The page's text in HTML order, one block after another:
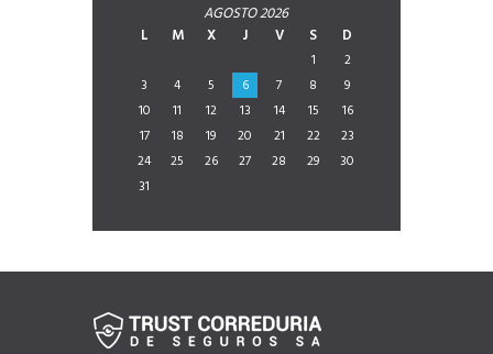
AGOSTO2026
L
M X J V S D
1
2
3
4 5 6 7 8
9
10
11 12 13 14 15
16
17
18 19 20 21 22
23
24
25 26 27 28 29
30
31